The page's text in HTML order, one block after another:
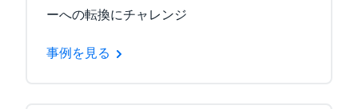
ーへの転換にチャレンジ
事例を見る